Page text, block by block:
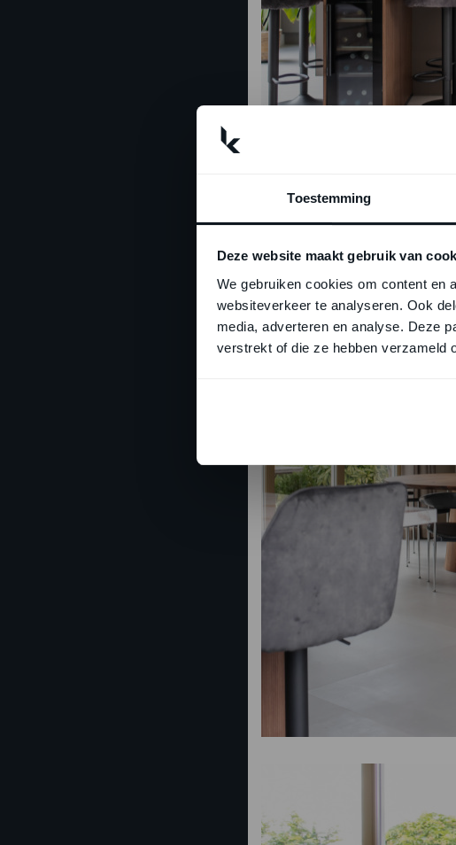
Toestemming
Deze website maakt gebruik van
We gebruiken cookies om content en
websiteverkeer te analyseren. Ook
media, adverteren en analyse. Deze
verstrekt of die ze hebben verzameld